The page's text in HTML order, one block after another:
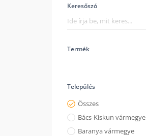
Keresőszó
Termék
Település
Összes
Bács-Kiskun vármegye
Baranya vármegye